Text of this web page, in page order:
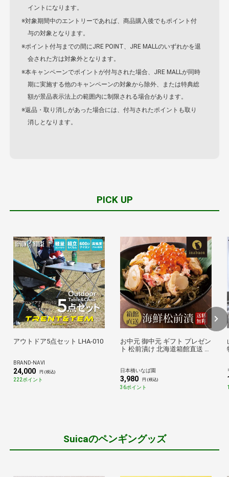
イントになります。
※対象期間中のエントリーであれば、商品購入後でもポイント付
与の対象となります。
※ポイント付与までの間にJRE POINT、JRE MALLのいずれかを退
会された方は対象外となります。
※本キャンペーンでポイントが付与された場合、JRE MALLが同時
期に実施する他のキャンペーンの対象から除外、または特典総
額が景品表示法上の範囲内に制限される場合があります。
※返品・取り消しがあった場合には、付与されたポイントも取り
消しとなります。
PICK UP
アウトドア5点セット LHA-010
BRAND-NAVI
24,000 円 (税込)
222ポイント
お中元 御中元 ギフト プレゼン
ト 松前漬け 北海道箱館直送 海
ずわいがに ズワイガニ 蟹 する
めいか 昆布 いくら醤油漬
日本橋いなば園
3,980 円 (税込)
36ポイント
Suicaのペンギングッズ